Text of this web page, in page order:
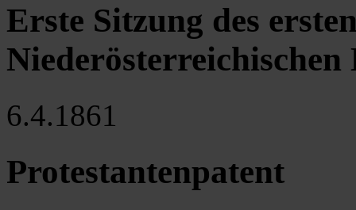
Erste Sitzung des
Niederösterreichischen
6.4.1861
Protestantenpatent